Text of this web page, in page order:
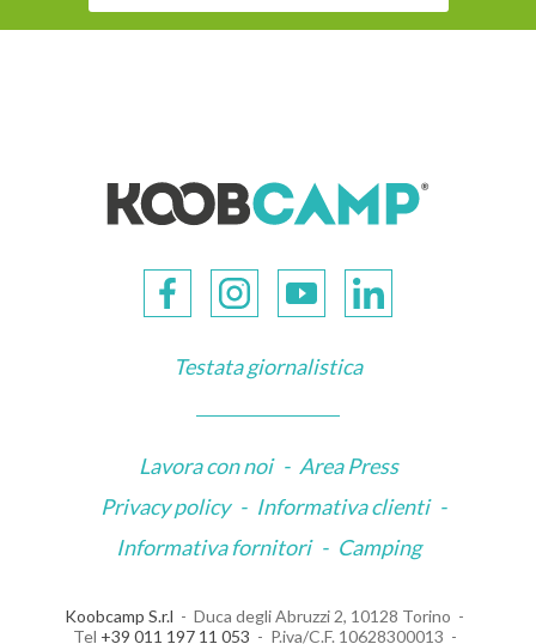
Testata giornalistica
Lavora con noi - Area Press
Privacy policy - Informativa clienti -
Informativa fornitori - Camping
Koobcamp S.r.l
Duca degli Abruzzi 2, 10128 Torino
Tel +39 011 197 11 053 P.iva/C.F. 10628300013